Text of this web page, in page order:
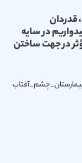
قدردان
در سایه
در جهت ساختن